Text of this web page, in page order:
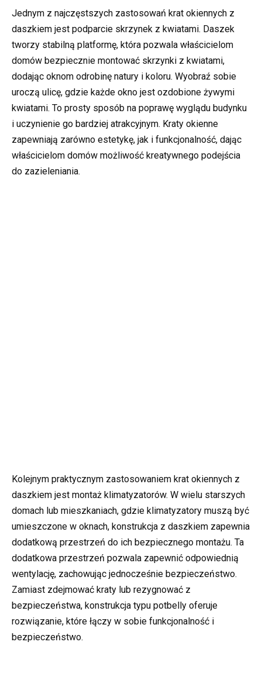
Jednym z najczęstszych zastosowań krat okiennych z
daszkiem jest podparcie skrzynek z kwiatami. Daszek
tworzy stabilną platformę, która pozwala właścicielom
domów bezpiecznie montować skrzynki z kwiatami,
dodając oknom odrobinę natury i koloru. Wyobraź sobie
uroczą ulicę, gdzie każde okno jest ozdobione żywymi
kwiatami. To prosty sposób na poprawę wyglądu budynku
i uczynienie go bardziej atrakcyjnym. Kraty okienne
zapewniają zarówno estetykę, jak i funkcjonalność, dając
właścicielom domów możliwość kreatywnego podejścia
do zazieleniania.
Kolejnym praktycznym zastosowaniem krat okiennych z
daszkiem jest montaż klimatyzatorów. W wielu starszych
domach lub mieszkaniach, gdzie klimatyzatory muszą być
umieszczone w oknach, konstrukcja z daszkiem zapewnia
dodatkową przestrzeń do ich bezpiecznego montażu. Ta
dodatkowa przestrzeń pozwala zapewnić odpowiednią
wentylację, zachowując jednocześnie bezpieczeństwo.
Zamiast zdejmować kraty lub rezygnować z
bezpieczeństwa, konstrukcja typu potbelly oferuje
rozwiązanie, które łączy w sobie funkcjonalność i
bezpieczeństwo.